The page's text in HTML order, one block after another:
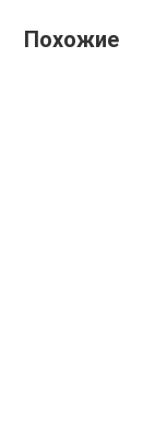
Похожие